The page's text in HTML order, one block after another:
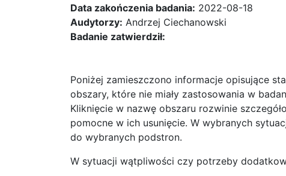
Data zakończenia badania: 2022-08-18
Audytorzy: Andrzej Ciechanowski
Badanie zatwierdził:
Poniżej zamieszczono informacje opisujące
obszary, które nie miały zastosowania w
Kliknięcie w nazwę obszaru rozwinie
pomocne w ich usunięcie. W wybranych
do wybranych podstron.
W sytuacji wątpliwości czy potrzeby